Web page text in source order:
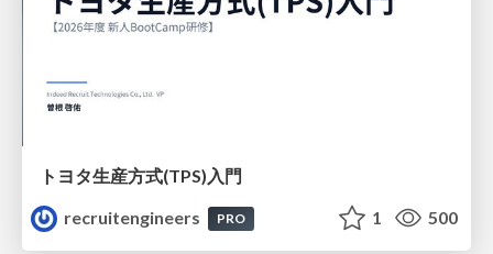
トヨタ⽣産⽅式(TPS)⼊⾨
recruitengineers
PRO 1 500